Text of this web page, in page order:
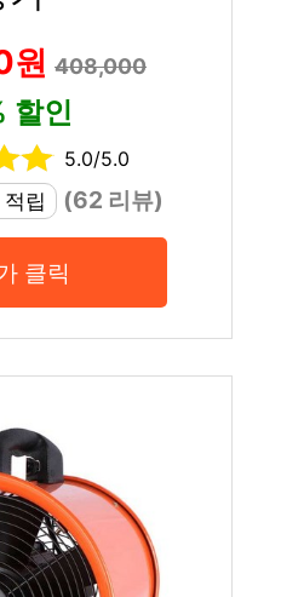
408,000
할인
5.0/5.0
립
(62 리뷰)
클릭